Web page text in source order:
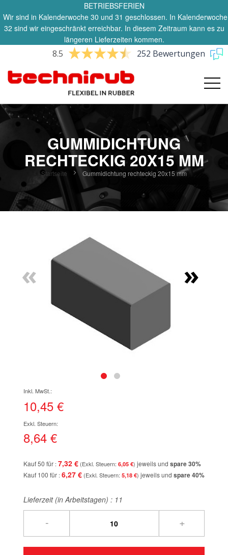
BETRIEBSFERIEN
Wir sind in Kalenderwoche 30 und 31 geschlossen. In Kalenderwoche
32 sind wir eingeschränkt erreichbar. In diesem Zeitraum kann es zu
längeren Lieferzeiten kommen.
8.5 252 Bewertungen
GUMMIDICHTUNG
RECHTECKIG 20X15 MM
Startseite Gummidichtung rechteckig 20x15 mm
Bildgalerie
springen
« »
der
Bildgalerie
10,45 €
8,64 €
Kauf 50 für 7,32 € 6,05 € jeweils und spare30%
Kauf 100 für 6,27 € 5,18 € jeweils und spare40%
Lieferzeit (in Arbeitstagen) : 11
- +